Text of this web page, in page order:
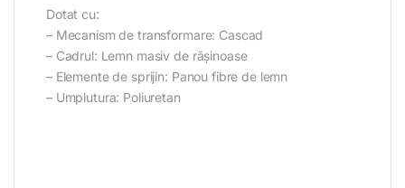
Dotat cu:
– Mecanism de transformare: Cascad
– Cadrul: Lemn masiv de rășinoase
– Elemente de sprijin: Panou fibre de lemn
– Umplutura: Poliuretan